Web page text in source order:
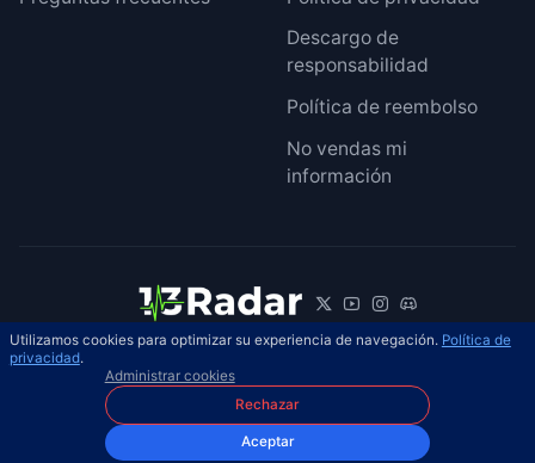
Descargo de
responsabilidad
Política de reembolso
No vendas mi
información
© 2026 13Radar. Reservados todos los
derechos.
Utilizamos cookies para optimizar su experiencia de navegación. Política de
privacidad.
Administrar cookies
Rechazar
Aceptar